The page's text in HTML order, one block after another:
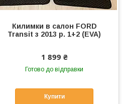
Килимки в салон FORD
Transit з 2013 р. 1+2 (EVA)
1 899 ₴
Готово до відправки
Купити